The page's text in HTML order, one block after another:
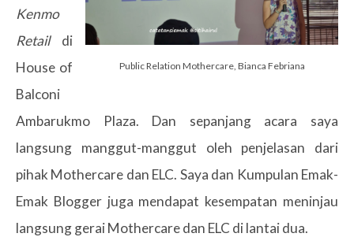
Public Relation Mothercare, Bianca Febriana
Kenmo
Retaildi
House of
Balconi
Ambarukmo Plaza. Dan sepanjang acara saya
langsung manggut-manggut oleh penjelasan dari
pihak Mothercare dan ELC. Saya dan Kumpulan Emak-
Emak Blogger juga mendapat kesempatan meninjau
langsung gerai Mothercare dan ELC di lantai dua.